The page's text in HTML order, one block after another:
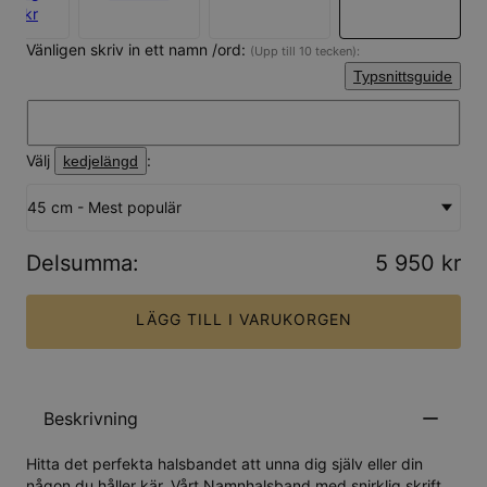
kr
Vänligen skriv in ett namn /ord: (Upp till 10 tecken):
Typsnittsguide
Välj kedjelängd :
45 cm - Mest populär
Delsumma: 5 950 kr
LÄGG TILL I VARUKORGEN
Beskrivning
Hitta det perfekta halsbandet att unna dig själv eller din